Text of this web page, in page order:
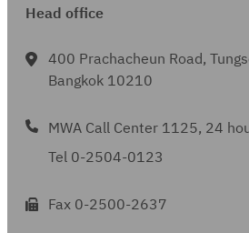
Head office
400 Prachacheun Road,
Bangkok 10210
MWA Call Center 1125, 24
Tel 0-2504-0123
Fax 0-2500-2637